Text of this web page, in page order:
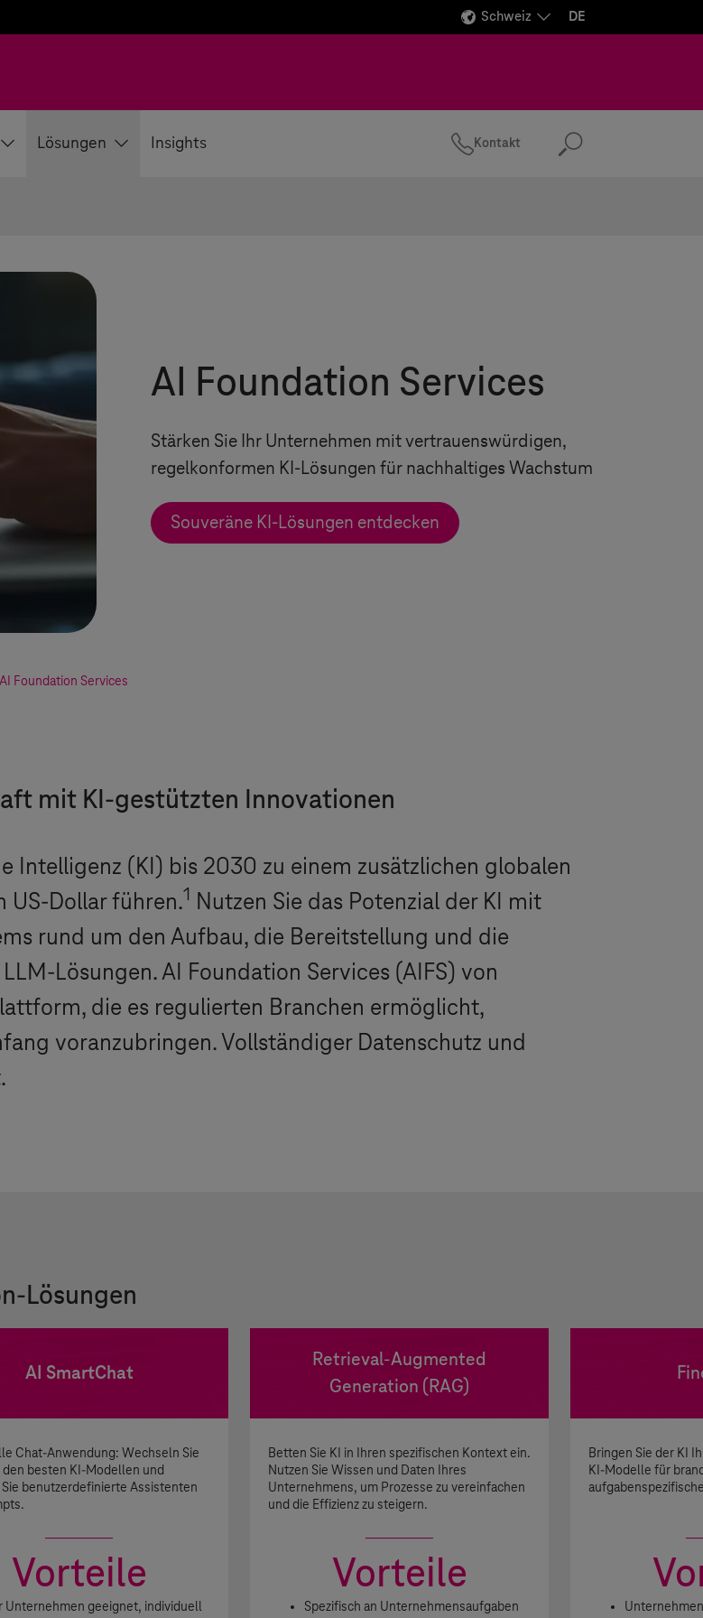
Schweiz DE
Lösungen Insights Kontakt Suchen
AI Foundation Services
Stärken Sie Ihr Unternehmen mit vertrauenswürdigen,
regelkonformen KI-Lösungen für nachhaltiges Wachstum
Souveräne KI-Lösungen entdecken
AI Foundation Services
mit KI-gestützten Innovationen
Intelligenz (KI) bis 2030 zu einem zusätzlichen globalen
US-Dollar führen.1 Nutzen Sie das Potenzial der KI mit
rund um den Aufbau, die Bereitstellung und die
Lösungen. AI Foundation Services (AIFS) von
die es regulierten Branchen ermöglicht,
voranzubringen. Vollständiger Datenschutz und
Lösungen
AI SmartChat
Chat-Anwendung: Wechseln Sie
den besten KI-Modellen und
benutzerdefinierte Assistenten
Vorteile
Unternehmen geeignet, individuell
Retrieval-Augmented
Generation (RAG)
Betten Sie KI in Ihren spezifischen Kontext ein.
Nutzen Sie Wissen und Daten Ihres
Unternehmens, um Prozesse zu vereinfachen
und die Effizienz zu steigern.
Vorteile
Spezifisch an Unternehmensaufgaben
Bringen Sie der KI
KI-Modelle für